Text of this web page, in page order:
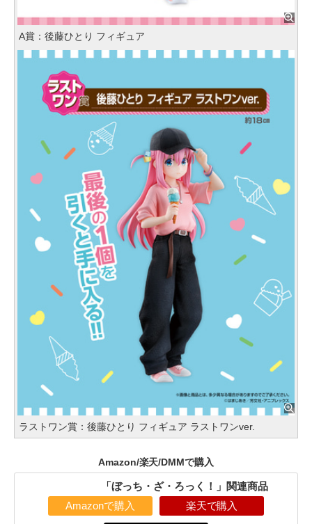
A賞：後藤ひとり フィギュア
ラストワン賞：後藤ひとり フィギュア ラストワンver.
Amazon/楽天/DMMで購入
「ぼっち・ざ・ろっく！」関連商品
Amazonで購入 楽天で購入